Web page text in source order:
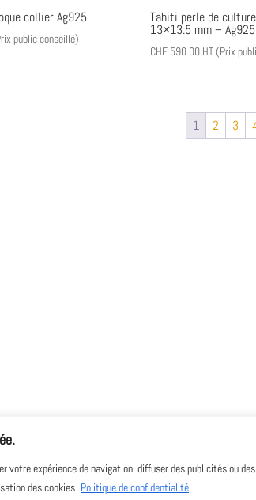
votre expérience de navigation, diffuser des publicités ou
des cookies. Politique de confidentialité
collier Ag925
public conseillé)
Tahiti perle de
13×13.5 mm – Ag925
CHF590.00 HT (Prix
1 2 3
Pearls - Design byMonde Digital